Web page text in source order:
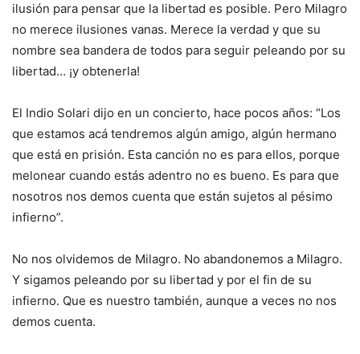
ilusión para pensar que la libertad es posible. Pero Milagro
no merece ilusiones vanas. Merece la verdad y que su
nombre sea bandera de todos para seguir peleando por su
libertad… ¡y obtenerla!
El Indio Solari dijo en un concierto, hace pocos años: “Los
que estamos acá tendremos algún amigo, algún hermano
que está en prisión. Esta canción no es para ellos, porque
melonear cuando estás adentro no es bueno. Es para que
nosotros nos demos cuenta que están sujetos al pésimo
infierno”.
No nos olvidemos de Milagro. No abandonemos a Milagro.
Y sigamos peleando por su libertad y por el fin de su
infierno. Que es nuestro también, aunque a veces no nos
demos cuenta.